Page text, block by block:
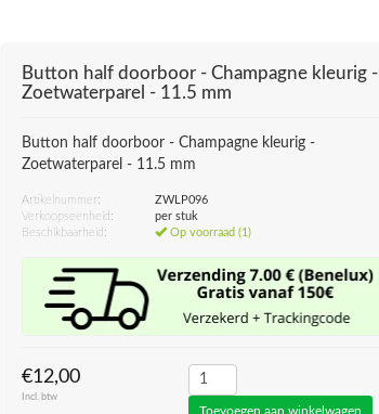
Button half doorboor - Champagne kleurig -
Zoetwaterparel - 11.5 mm
Button half doorboor - Champagne kleurig -
Zoetwaterparel - 11.5 mm
Artikelnummer:
ZWLP096
Verkoopseenheid:
per stuk
Beschikbaarheid:
Op voorraad (1)
€12,00
Incl. btw